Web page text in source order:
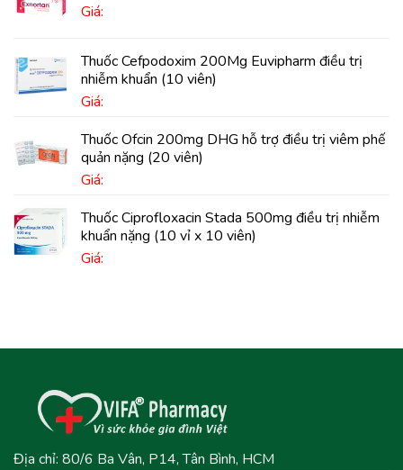
Giá:
Thuốc Cefpodoxim 200Mg Euvipharm điều trị
nhiễm khuẩn (10 viên)
Giá:
Thuốc Ofcin 200mg DHG hỗ trợ điều trị viêm phế
quản nặng (20 viên)
Giá:
Thuốc Ciprofloxacin Stada 500mg điều trị nhiễm
khuẩn nặng (10 vỉ x 10 viên)
Giá:
Địa chỉ: 80/6 Ba Vân, P14, Tân Bình, HCM